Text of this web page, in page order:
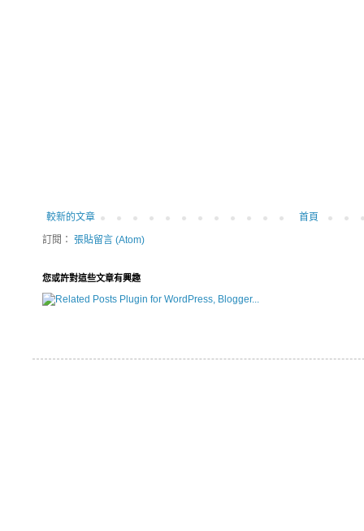
較新的文章
首頁
訂閱： 張貼留言 (Atom)
您或許對這些文章有興趣